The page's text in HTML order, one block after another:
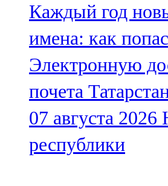
Каждый год
имена: как
Электронную
почета
07 августа 2026
республики